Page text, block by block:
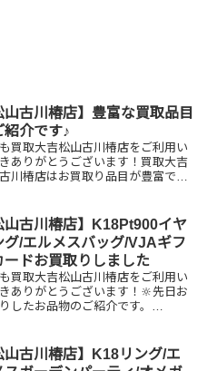
山古川椿店】豊富な買取品目
紹介です♪
買取大吉松山古川椿店をご利用い
ありがとうございます！買取大吉
川椿店はお買取り品目が豊富で
のや、片手でお持ちいただけるもの
買取りできるお品が...
山古川椿店】K18Pt900イヤ
グ/エルメスバッグ/VJAギフ
ードお買取りしました
買取大吉松山古川椿店をご利用い
ありがとうございます！🔆先日お
したお品物のご紹介です。
品物はございませんか？ぜひ買取大
古川椿店に...
山古川椿店】K18リング/エ